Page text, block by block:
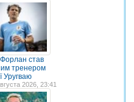
Форлан став
тренером
Уругваю
2026, 23:41